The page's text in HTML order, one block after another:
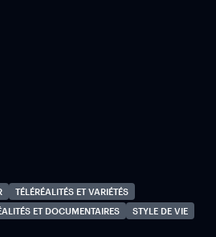
TÉLÉRÉALITÉS ET VARIÉTÉS
ET DOCUMENTAIRES
STYLE DE VIE